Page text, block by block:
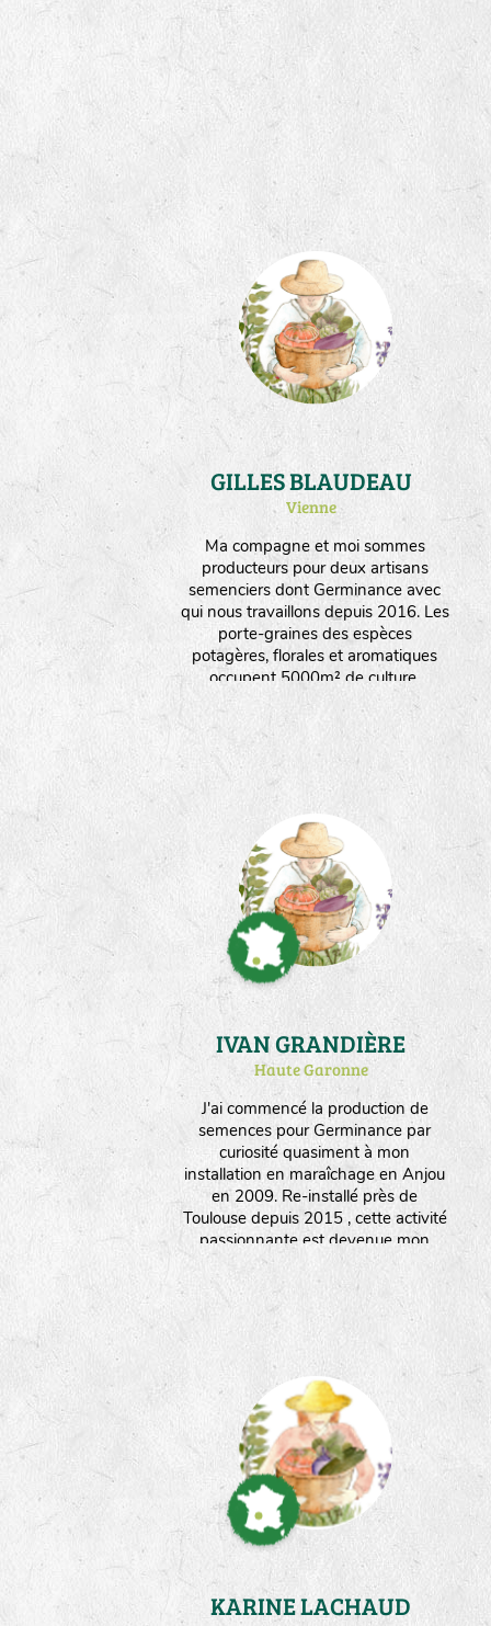
Ma compagne et moi sommes
producteurs pour deux artisans
semenciers dont Germinance avec
qui nous travaillons depuis 2016. Les
porte-graines des espèces
potagères, florales et aromatiques
occupent 5000m² de culture.
Instalée en plaine céréalière
valonnée et semi boisée, la ferme
produit aussi des céréales et du
fourrage. Nous orientons nos choix
vers un maximum d'espèces
produites en culture sèche.
GILLES BLAUDEAU
Vienne
J'ai commencé la production de
semences pour Germinance par
curiosité quasiment à mon
installation en maraîchage en Anjou
en 2009. Re-installé près de
Toulouse depuis 2015 , cette activité
passionnante est devenue mon
métier et je travaille pour plusieurs
semenciers. Ma surface de culture
dédiée aux semences est partagée
entre les engrais verts multipliés sur
1ha et les potagères sur 5000m².
IVAN GRANDIÈRE
Haute Garonne
KARINE LACHAUD